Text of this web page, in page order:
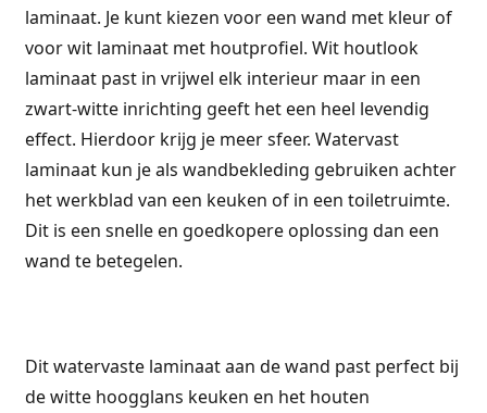
laminaat. Je kunt kiezen voor een wand met kleur of
voor wit laminaat met houtprofiel. Wit houtlook
laminaat past in vrijwel elk interieur maar in een
zwart-witte inrichting geeft het een heel levendig
effect. Hierdoor krijg je meer sfeer. Watervast
laminaat kun je als wandbekleding gebruiken achter
het werkblad van een keuken of in een toiletruimte.
Dit is een snelle en goedkopere oplossing dan een
wand te betegelen.
Dit watervaste laminaat aan de wand past perfect bij
de witte hoogglans keuken en het houten